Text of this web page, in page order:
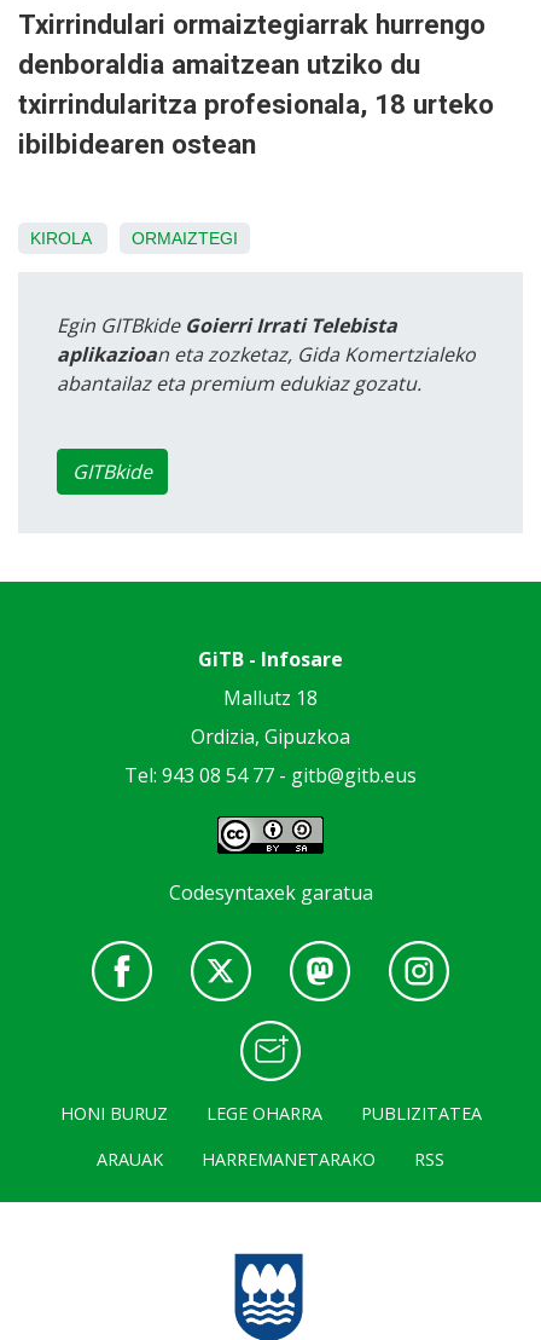
Txirrindulari ormaiztegiarrak hurrengo
denboraldia amaitzean utziko du
txirrindularitza profesionala, 18 urteko
ibilbidearen ostean
KIROLA ORMAIZTEGI
Egin GITBkide Goierri Irrati Telebista
aplikazioan eta zozketaz, Gida Komertzialeko
abantailaz eta premium edukiaz gozatu.
GITBkide
GiTB - Infosare
Mallutz 18
Ordizia, Gipuzkoa
Tel: 943 08 54 77 - gitb@gitb.eus
Codesyntaxek garatua
HONI BURUZ LEGE OHARRA
PUBLIZITATEA
ARAUAK
HARREMANETARAKO RSS